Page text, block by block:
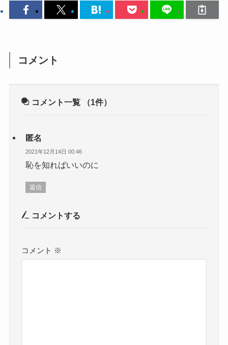
コメント
コメント一覧 （1件）
匿名
2021年12月14日 00:46
恥を知ればいいのに
返信
コメントする
コメント ※